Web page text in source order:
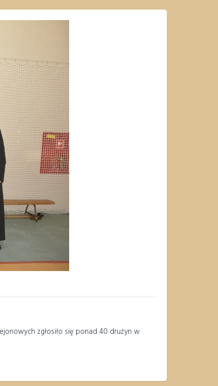
zgłosiło się ponad 40 drużyn w